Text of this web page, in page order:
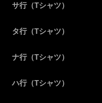
サ行（Tシャツ）
タ行（Tシャツ）
ナ行（Tシャツ）
ハ行（Tシャツ）